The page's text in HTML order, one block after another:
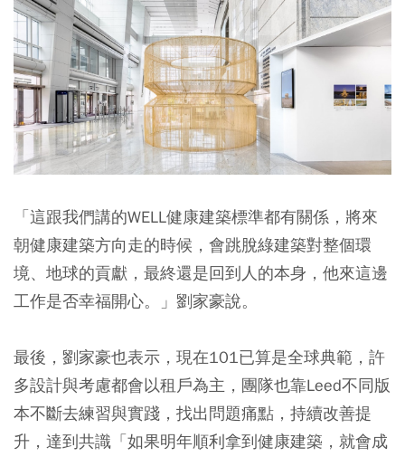
「這跟我們講的WELL健康建築標準都有關係，將來
朝健康建築方向走的時候，會跳脫綠建築對整個環
境、地球的貢獻，最終還是回到人的本身，他來這邊
工作是否幸福開心。」劉家豪說。
最後，劉家豪也表示，現在101已算是全球典範，許
多設計與考慮都會以租戶為主，團隊也靠Leed不同版
本不斷去練習與實踐，找出問題痛點，持續改善提
升，達到共識「如果明年順利拿到健康建築，就會成